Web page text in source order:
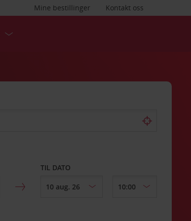
Kontakt oss
Mine bestillinger
TIL DATO